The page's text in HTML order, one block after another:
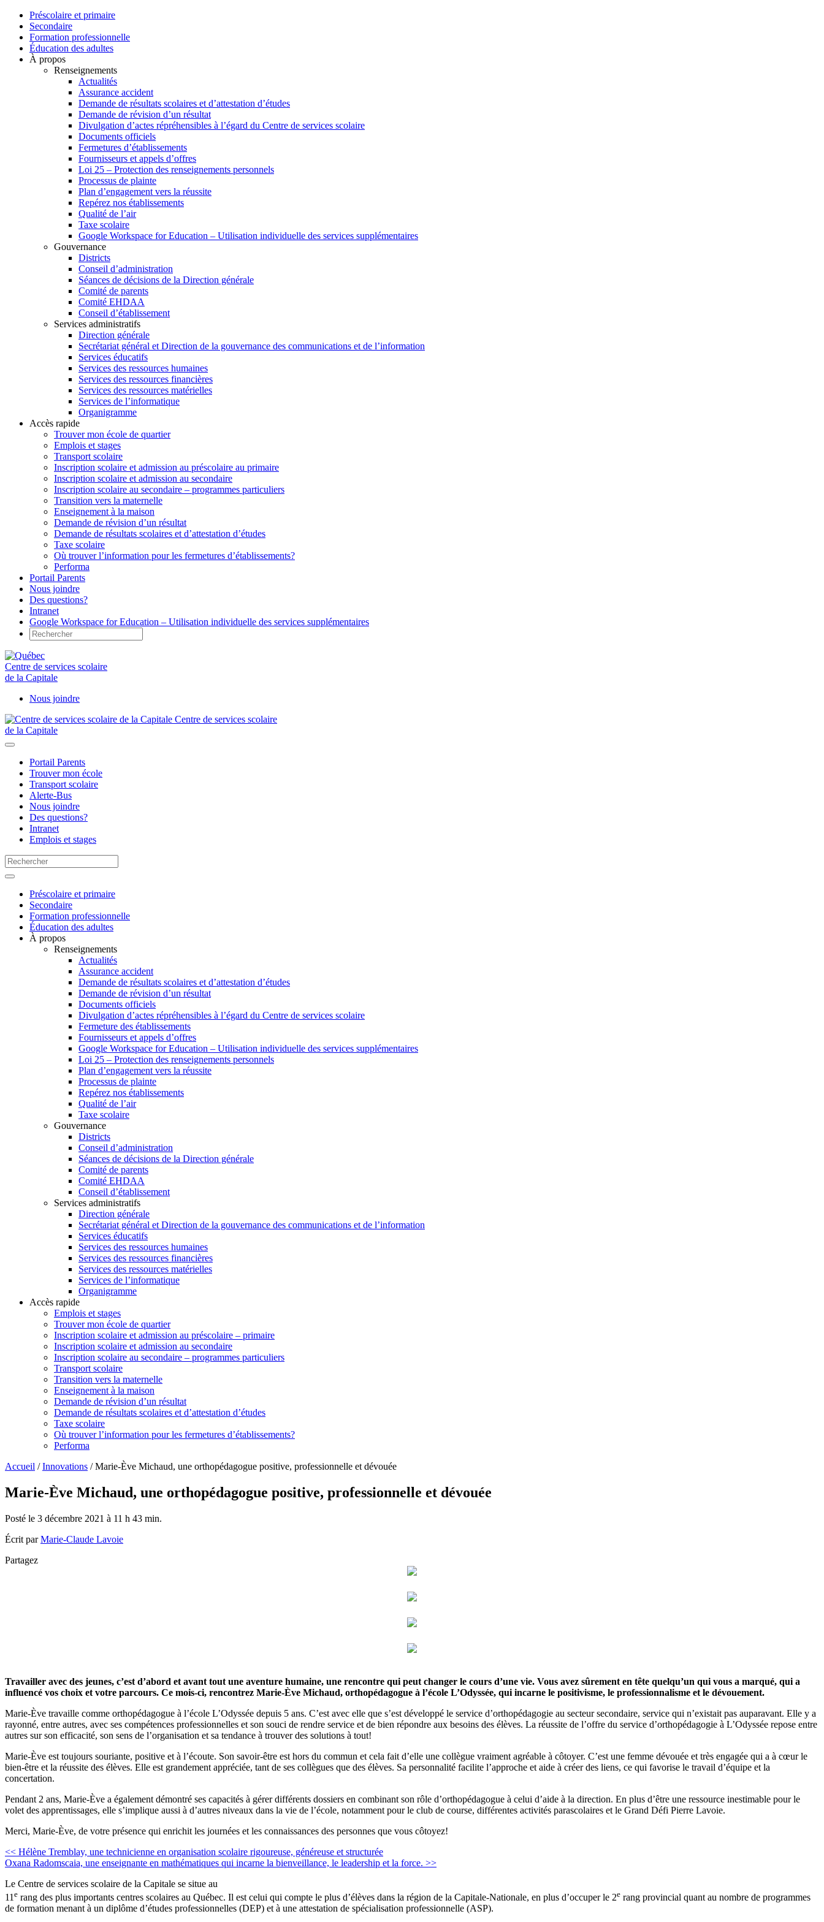
Préscolaire et primaire
Secondaire
Formation professionnelle
Éducation des adultes
À propos
Renseignements
Actualités
Assurance accident
Demande de résultats scolaires et d’attestation d’études
Demande de révision d’un résultat
Divulgation d’actes répréhensibles à l’égard du Centre de services scolaire
Documents officiels
Fermetures d’établissements
Fournisseurs et appels d’offres
Loi 25 – Protection des renseignements personnels
Processus de plainte
Plan d’engagement vers la réussite
Repérez nos établissements
Qualité de l’air
Taxe scolaire
Google Workspace for Education – Utilisation individuelle des services supplémentaires
Gouvernance
Districts
Conseil d’administration
Séances de décisions de la Direction générale
Comité de parents
Comité EHDAA
Conseil d’établissement
Services administratifs
Direction générale
Secrétariat général et Direction de la gouvernance des communications et de l’information
Services éducatifs
Services des ressources humaines
Services des ressources financières
Services des ressources matérielles
Services de l’informatique
Organigramme
Accès rapide
Trouver mon école de quartier
Emplois et stages
Transport scolaire
Inscription scolaire et admission au préscolaire au primaire
Inscription scolaire et admission au secondaire
Inscription scolaire au secondaire – programmes particuliers
Transition vers la maternelle
Enseignement à la maison
Demande de révision d’un résultat
Demande de résultats scolaires et d’attestation d’études
Taxe scolaire
Où trouver l’information pour les fermetures d’établissements?
Performa
Portail Parents
Nous joindre
Des questions?
Intranet
Google Workspace for Education – Utilisation individuelle des services supplémentaires
Centre de services scolaire
de la Capitale
Nous joindre
Centre de services scolaire
de la Capitale
Portail Parents
Trouver mon école
Transport scolaire
Alerte-Bus
Nous joindre
Des questions?
Intranet
Emplois et stages
Préscolaire et primaire
Secondaire
Formation professionnelle
Éducation des adultes
À propos
Renseignements
Actualités
Assurance accident
Demande de résultats scolaires et d’attestation d’études
Demande de révision d’un résultat
Documents officiels
Divulgation d’actes répréhensibles à l’égard du Centre de services scolaire
Fermeture des établissements
Fournisseurs et appels d’offres
Google Workspace for Education – Utilisation individuelle des services supplémentaires
Loi 25 – Protection des renseignements personnels
Plan d’engagement vers la réussite
Processus de plainte
Repérez nos établissements
Qualité de l’air
Taxe scolaire
Gouvernance
Districts
Conseil d’administration
Séances de décisions de la Direction générale
Comité de parents
Comité EHDAA
Conseil d’établissement
Services administratifs
Direction générale
Secrétariat général et Direction de la gouvernance des communications et de l’information
Services éducatifs
Services des ressources humaines
Services des ressources financières
Services des ressources matérielles
Services de l’informatique
Organigramme
Accès rapide
Emplois et stages
Trouver mon école de quartier
Inscription scolaire et admission au préscolaire – primaire
Inscription scolaire et admission au secondaire
Inscription scolaire au secondaire – programmes particuliers
Transport scolaire
Transition vers la maternelle
Enseignement à la maison
Demande de révision d’un résultat
Demande de résultats scolaires et d’attestation d’études
Taxe scolaire
Où trouver l’information pour les fermetures d’établissements?
Performa
Accueil /Innovations /Marie-Ève Michaud, une orthopédagogue positive, professionnelle et dévouée
Marie-Ève Michaud, une orthopédagogue positive, professionnelle et dévouée
Posté le 3 décembre 2021 à 11 h 43 min.
Écrit parMarie-Claude Lavoie
Partagez
Travailler avec des jeunes, c’est d’abord et avant tout une aventure humaine, une rencontre qui peut changer le cours d’une vie. Vous avez sûrement en tête quelqu’un qui vous a marqué, qui a
influencé vos choix et votre parcours. Ce mois-ci, rencontrez Marie-Ève Michaud, orthopédagogue à l’école L’Odyssée, qui incarne le positivisme, le professionnalisme et le dévouement.
Marie-Ève travaille comme orthopédagogue à l’école L’Odyssée depuis 5 ans. C’est avec elle que s’est développé le service d’orthopédagogie au secteur secondaire, service qui n’existait pas auparavant. Elle y a
rayonné, entre autres, avec ses compétences professionnelles et son souci de rendre service et de bien répondre aux besoins des élèves. La réussite de l’offre du service d’orthopédagogie à L’Odyssée repose entre
autres sur son efficacité, son sens de l’organisation et sa tendance à trouver des solutions à tout!
Marie-Ève est toujours souriante, positive et à l’écoute. Son savoir-être est hors du commun et cela fait d’elle une collègue vraiment agréable à côtoyer. C’est une femme dévouée et très engagée qui a à cœur le
bien-être et la réussite des élèves. Elle est grandement appréciée, tant de ses collègues que des élèves. Sa personnalité facilite l’approche et aide à créer des liens, ce qui favorise le travail d’équipe et la
concertation.
Pendant 2 ans, Marie-Ève a également démontré ses capacités à gérer différents dossiers en combinant son rôle d’orthopédagogue à celui d’aide à la direction. En plus d’être une ressource inestimable pour le
volet des apprentissages, elle s’implique aussi à d’autres niveaux dans la vie de l’école, notamment pour le club de course, différentes activités parascolaires et le Grand Défi Pierre Lavoie.
Merci, Marie-Ève, de votre présence qui enrichit les journées et les connaissances des personnes que vous côtoyez!
Navigation
de
l’article
<< Hélène Tremblay, une technicienne en organisation scolaire rigoureuse, généreuse et structurée
Oxana Radomscaia, une enseignante en mathématiques qui incarne la bienveillance, le leadership et la force. >>
Le Centre de services scolaire de la Capitale se situe au
11 e rang des plus importants centres scolaires au Québec. Il est celui qui compte le plus d’élèves dans la région de la Capitale-Nationale, en plus d’occuper le 2e rang provincial quant au nombre de programmes
de formation menant à un diplôme d’études professionnelles (DEP) et à une attestation de spécialisation professionnelle (ASP).